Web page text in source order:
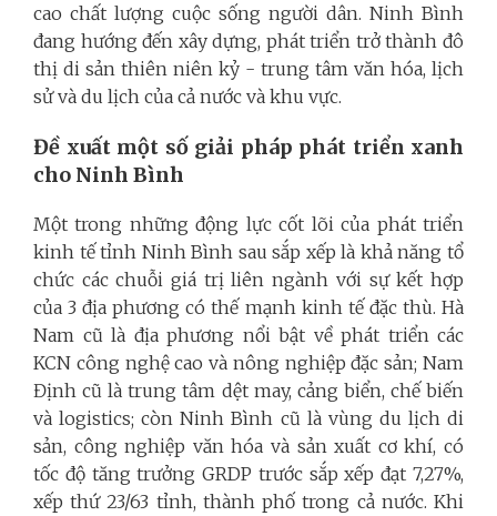
cao chất lượng cuộc sống người dân. Ninh Bình
đang hướng đến xây dựng, phát triển trở thành đô
thị di sản thiên niên kỷ - trung tâm văn hóa, lịch
sử và du lịch của cả nước và khu vực.
Đề xuất một số giải pháp phát triển xanh
cho Ninh Bình
Một trong những động lực cốt lõi của phát triển
kinh tế tỉnh Ninh Bình sau sắp xếp là khả năng tổ
chức các chuỗi giá trị liên ngành với sự kết hợp
của 3 địa phương có thế mạnh kinh tế đặc thù. Hà
Nam cũ là địa phương nổi bật về phát triển các
KCN công nghệ cao và nông nghiệp đặc sản; Nam
Định cũ là trung tâm dệt may, cảng biển, chế biến
và logistics; còn Ninh Bình cũ là vùng du lịch di
sản, công nghiệp văn hóa và sản xuất cơ khí, có
tốc độ tăng trưởng GRDP trước sắp xếp đạt 7,27%,
xếp thứ 23/63 tỉnh, thành phố trong cả nước. Khi